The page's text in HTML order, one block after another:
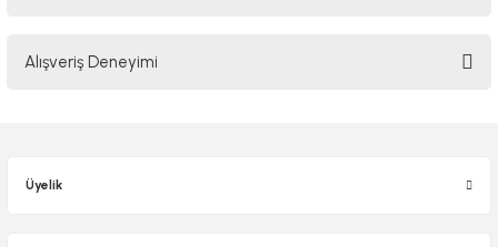
yetersiz gördüğünüz noktaları öneri formunu kullanarak tarafımıza
Ürün açıklamasında eksik bilgiler bulunuyor.
Alışveriş Deneyimi
Üyelik